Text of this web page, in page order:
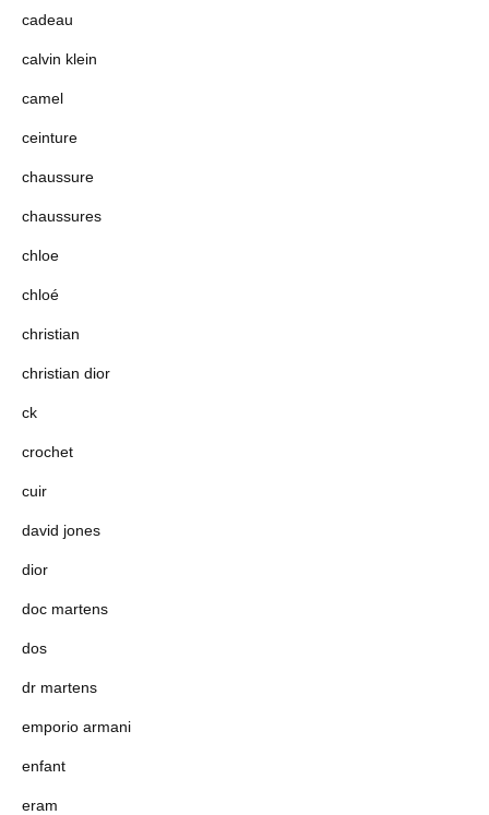
cadeau
calvin klein
camel
ceinture
chaussure
chaussures
chloe
chloé
christian
christian dior
ck
crochet
cuir
david jones
dior
doc martens
dos
dr martens
emporio armani
enfant
eram